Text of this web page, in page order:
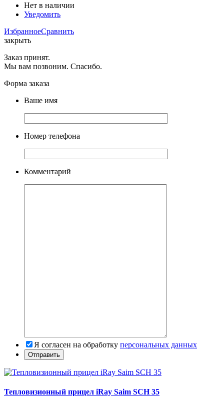
Нет в наличии
Уведомить
ИзбранноеСравнить
закрыть
Заказ принят.
Мы вам позвоним. Спасибо.
Форма заказа
Ваше имя
Номер телефона
Комментарий
Я согласен на обработку персональных данных
Тепловизионный прицел iRay Saim SCH 35